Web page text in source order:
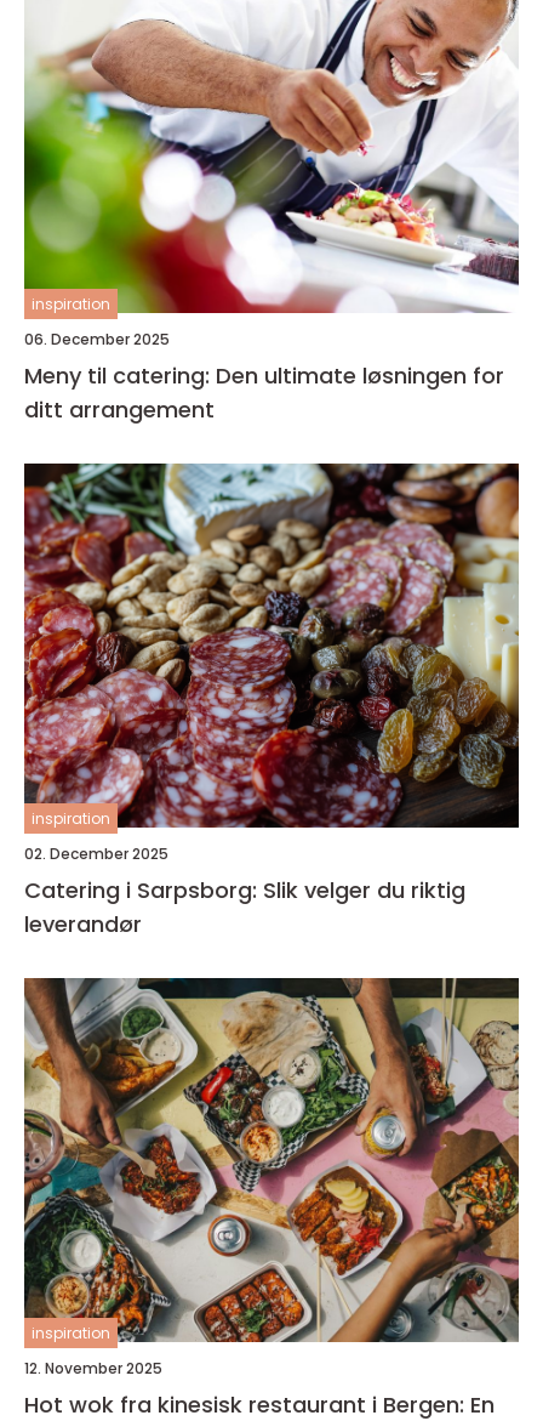
inspiration
06. December 2025
Meny til catering: Den ultimate løsningen for
ditt arrangement
inspiration
02. December 2025
Catering i Sarpsborg: Slik velger du riktig
leverandør
inspiration
12. November 2025
Hot wok fra kinesisk restaurant i Bergen: En